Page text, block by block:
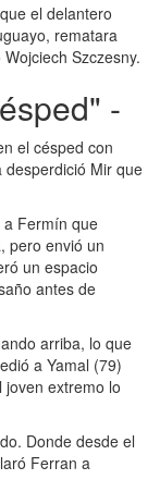
el delantero
rematara
Szczesny.
-
el césped con
Mir que
a Fermín que
pero envió un
un espacio
antes de
arriba, lo que
a Yamal (79)
extremo lo
Donde desde el
Ferran a